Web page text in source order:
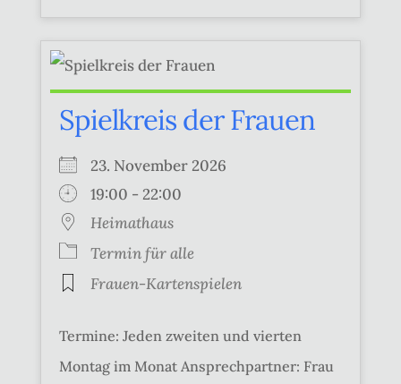
Spielkreis der Frauen
23. November 2026
19:00 - 22:00
Heimathaus
Termin für alle
Frauen-Kartenspielen
Termine: Jeden zweiten und vierten
Montag im Monat Ansprechpartner: Frau